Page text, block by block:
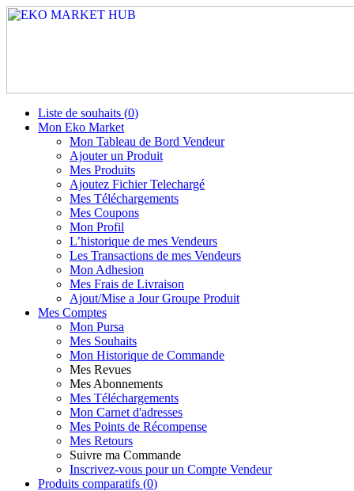
Liste de souhaits (0)
Mon Eko Market
Mon Tableau de Bord Vendeur
Ajouter un Produit
Mes Produits
Ajoutez Fichier Telechargé
Mes Téléchargements
Mes Coupons
Mon Profil
L’historique de mes Vendeurs
Les Transactions de mes Vendeurs
Mon Adhesion
Mes Frais de Livraison
Ajout/Mise a Jour Groupe Produit
Mes Comptes
Mon Pursa
Mes Souhaits
Mon Historique de Commande
Mes Revues
Mes Abonnements
Mes Téléchargements
Mon Carnet d'adresses
Mes Points de Récompense
Mes Retours
Suivre ma Commande
Inscrivez-vous pour un Compte Vendeur
Produits comparatifs (0)